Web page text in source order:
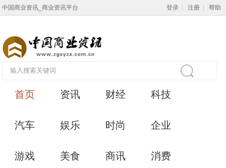
中国商业资讯_商业资讯平台 登录 注册 帮助
首页 资讯 财经 科技
汽车 娱乐 时尚 企业
游戏 美食 商讯 消费